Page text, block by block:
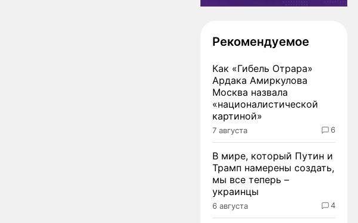
Рекомендуемое
Как «Гибель Отрара»
Ардака Амиркулова
Москва назвала
«националистической
картиной»
7 августа 6
В мире, который Путин и
Трамп намерены создать,
мы все теперь –
украинцы
6 августа 4